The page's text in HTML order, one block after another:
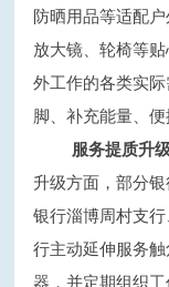
防晒用品等适配
放大镜、轮椅等
外工作的各类实
脚、补充能量、便
服务提质升
升级方面，部分
银行淄博周村支
行主动延伸服务
器，并定期组织